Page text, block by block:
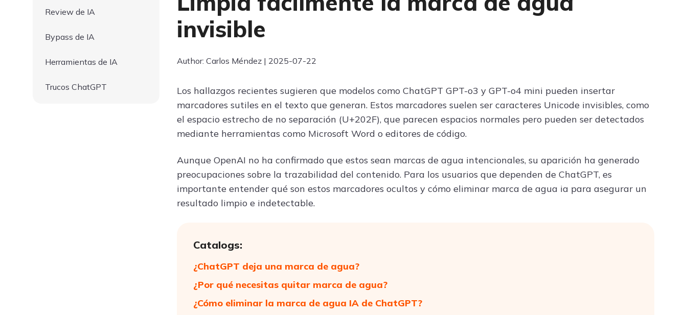
Ver las 120+ Herramientas de Escritura de IA
Review de IA
Bypass de IA
Herramientas de IA
Trucos ChatGPT
invisible
Author: Carlos Méndez | 2025-07-22
Los hallazgos recientes sugieren que modelos como ChatGPT GPT-o3 y GPT-o4 mini pueden insertar
marcadores sutiles en el texto que generan. Estos marcadores suelen ser caracteres Unicode invisibles, como
el espacio estrecho de no separación (U+202F), que parecen espacios normales pero pueden ser detectados
mediante herramientas como Microsoft Word o editores de código.
Aunque OpenAI no ha confirmado que estos sean marcas de agua intencionales, su aparición ha generado
preocupaciones sobre la trazabilidad del contenido. Para los usuarios que dependen de ChatGPT, es
importante entender qué son estos marcadores ocultos y cómo eliminar marca de agua ia para asegurar un
resultado limpio e indetectable.
Catalogs:
¿ChatGPT deja una marca de agua?
¿Por qué necesitas quitar marca de agua?
¿Cómo eliminar la marca de agua IA de ChatGPT?